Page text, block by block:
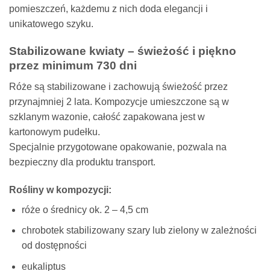
pomieszczeń, każdemu z nich doda elegancji i
unikatowego szyku.
Stabilizowane kwiaty – świeżość i piękno
przez minimum 730 dni
Róże są stabilizowane i zachowują świeżość przez
przynajmniej 2 lata. Kompozycje umieszczone są w
szklanym wazonie, całość zapakowana jest w
kartonowym pudełku.
Specjalnie przygotowane opakowanie, pozwala na
bezpieczny dla produktu transport.
Rośliny w kompozycji:
róże o średnicy ok. 2 – 4,5 cm
chrobotek stabilizowany szary lub zielony w zależności
od dostępności
eukaliptus